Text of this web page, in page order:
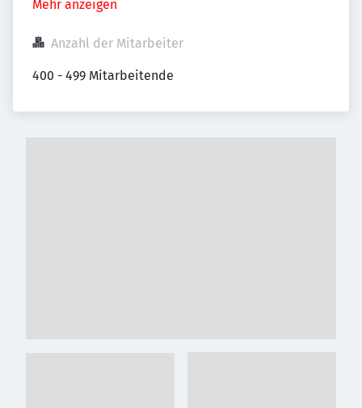
Mehr anzeigen
Anzahl der Mitarbeiter
400 - 499 Mitarbeitende